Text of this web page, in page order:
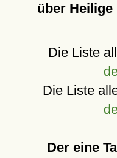
über
Die Liste
Die Liste
Der eine